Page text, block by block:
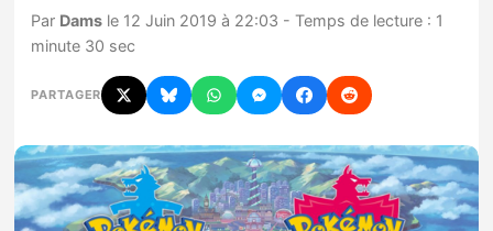
Hardware
Mises à jour
Chiffres de ventes
Rumeurs
Par Dams le 12 Juin 2019 à 22:03 - Temps de lecture : 1
minute 30 sec
PARTAGER